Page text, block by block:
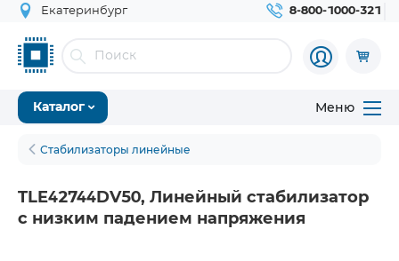
Екатеринбург 8-800-1000-321
Каталог Меню
Стабилизаторы линейные
TLE42744DV50, Линейный стабилизатор
с низким падением напряжения